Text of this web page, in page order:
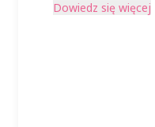
Dowiedz się więcej